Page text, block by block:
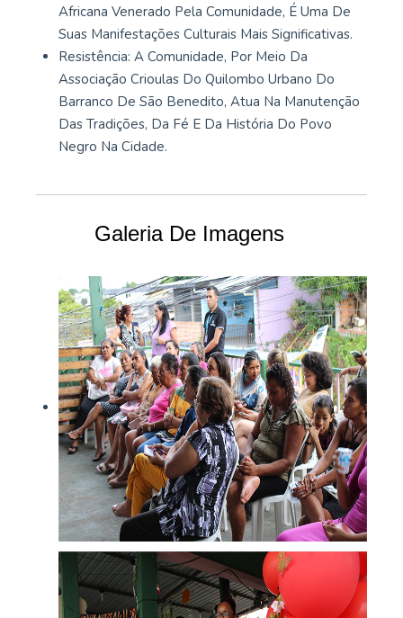
Africana Venerado Pela Comunidade, É Uma De
Suas Manifestações Culturais Mais Significativas.
Resistência: A Comunidade, Por Meio Da
Associação Crioulas Do Quilombo Urbano Do
Barranco De São Benedito, Atua Na Manutenção
Das Tradições, Da Fé E Da História Do Povo
Negro Na Cidade.
Galeria De Imagens